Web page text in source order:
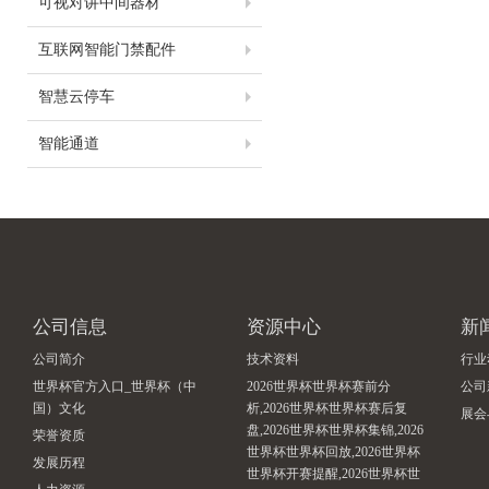
互联网智能门禁配件
智慧云停车
智能通道
公司信息
公司简介
世界杯官方入口_世界杯（中
国）文化
荣誉资质
发展历程
资源中心
技术资料
2026世界杯世界杯赛前分
析,2026世界杯世界杯赛后复
盘,2026世界杯世界杯集锦,2026
世界杯世界杯回放,2026世界杯
世界杯开赛提醒,2026世界杯世
新
行
公
展